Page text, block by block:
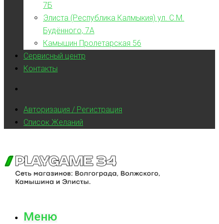
7Б
Элиста (Республика Калмыкия) ул. С.М.
Будённого, 7А
Камышин Пролетарская 56
Сервисный центр
Контакты
Авторизация / Регистрация
Список Желаний
Меню